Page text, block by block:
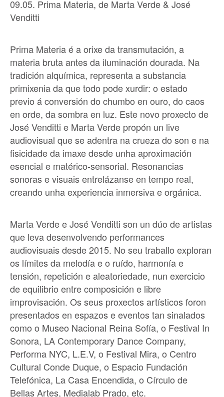
09.05. Prima Materia, de Marta Verde & José
Venditti
Prima Materia é a orixe da transmutación, a
materia bruta antes da iluminación dourada. Na
tradición alquímica, representa a substancia
primixenia da que todo pode xurdir: o estado
previo á conversión do chumbo en ouro, do caos
en orde, da sombra en luz. Este novo proxecto de
José Venditti e Marta Verde propón un live
audiovisual que se adentra na crueza do son e na
fisicidade da imaxe desde unha aproximación
esencial e matérico-sensorial. Resonancias
sonoras e visuais entrelázanse en tempo real,
creando unha experiencia inmersiva e orgánica.
Marta Verde e José Venditti son un dúo de artistas
que leva desenvolvendo performances
audiovisuais desde 2015. No seu traballo exploran
os límites da melodía e o ruído, harmonía e
tensión, repetición e aleatoriedade, nun exercicio
de equilibrio entre composición e libre
improvisación. Os seus proxectos artísticos foron
presentados en espazos e eventos tan sinalados
como o Museo Nacional Reina Sofía, o Festival In
Sonora, LA Contemporary Dance Company,
Performa NYC, L.E.V, o Festival Mira, o Centro
Cultural Conde Duque, o Espacio Fundación
Telefónica, La Casa Encendida, o Círculo de
Bellas Artes, Medialab Prado, etc.